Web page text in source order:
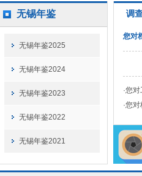
无锡年鉴
无锡年鉴2025
无锡年鉴2024
无锡年鉴2023
无锡年鉴2022
无锡年鉴2021
请
寻找
新
03
寻找
调
您对
·您对
·您对